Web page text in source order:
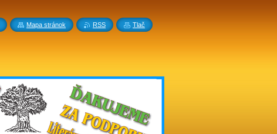
Mapa stránok RSS Tlač